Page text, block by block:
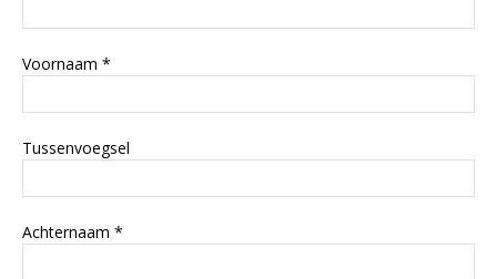
Voornaam *
Tussenvoegsel
Achternaam *